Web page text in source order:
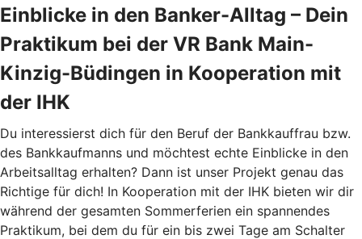
Einblicke in den Banker-Alltag – Dein
Praktikum bei der VR Bank Main-
Kinzig-Büdingen in Kooperation mit
der IHK
Du interessierst dich für den Beruf der Bankkauffrau bzw.
des Bankkaufmanns und möchtest echte Einblicke in den
Arbeitsalltag erhalten? Dann ist unser Projekt genau das
Richtige für dich! In Kooperation mit der IHK bieten wir dir
während der gesamten Sommerferien ein spannendes
Praktikum, bei dem du für ein bis zwei Tage am Schalter